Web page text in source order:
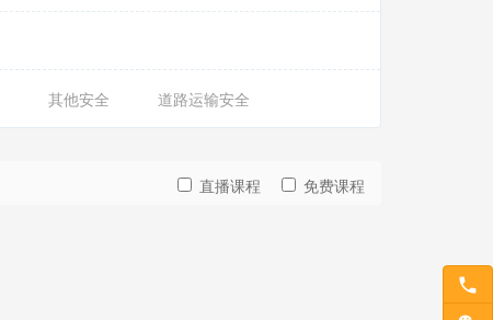
其他安全 道路运输安全
直播课程 免费课程